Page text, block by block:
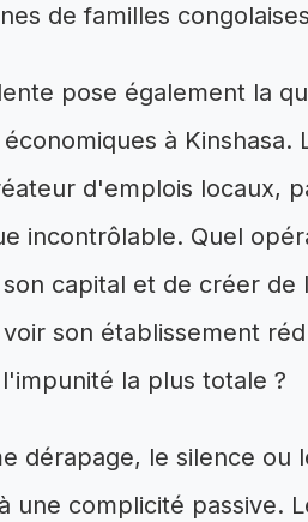
de familles
pose également la
à Kinshasa.
d'emplois locaux,
incontrôlable. Quel
capital et de créer
son établissement
la plus totale ?
dérapage, le silence ou
une complicité passive.